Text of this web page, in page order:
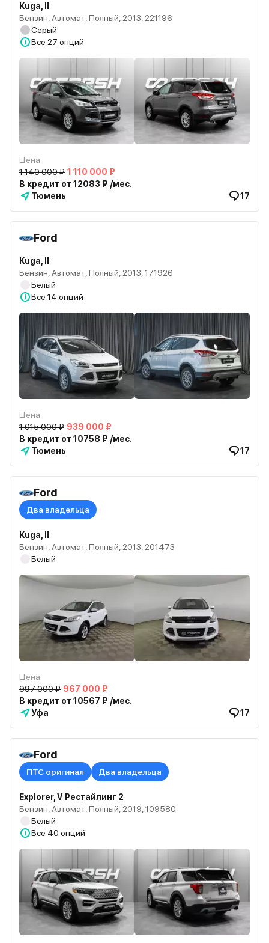
Kuga, II
Бензин, Автомат, Полный, 2013, 221196
Серый
Все 27 опций
Цена
1 140 000 ₽ 1 110 000 ₽
В кредит от 12083 ₽ /мес.
Тюмень
17
Ford
Kuga, II
Бензин, Автомат, Полный, 2013, 171926
Белый
Все 14 опций
Цена
1 015 000 ₽ 939 000 ₽
В кредит от 10758 ₽ /мес.
Тюмень
17
Ford
Два владельца
Kuga, II
Бензин, Автомат, Полный, 2013, 201473
Белый
Цена
997 000 ₽ 967 000 ₽
В кредит от 10567 ₽ /мес.
Уфа
17
Ford
ПТС оригинал Два владельца
Explorer, V Рестайлинг 2
Бензин, Автомат, Полный, 2019, 109580
Белый
Все 40 опций